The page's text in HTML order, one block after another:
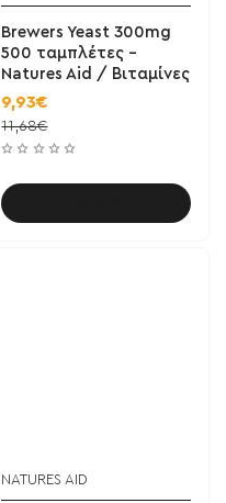
Brewers Yeast 300mg
500 ταμπλέτες -
Natures Aid / Βιταμίνες
9,93€
11,68€
NATURES AID